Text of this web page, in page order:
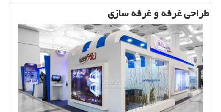
طراحی غرفه و غرفه سازی